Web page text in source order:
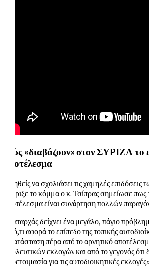
Πώς «διαβάζουν» στον ΣΥΡΙΖΑ το
αποτέλεσμα
Κληθείς να σχολιάσει τις χαμηλές
στήριξε το κόμμα ο κ. Τσίπρας σημείωσε
αποτέλεσμα είναι συνάρτηση πολλών
«Καταρχάς δείχνει ένα μεγάλο, πάγιο
σε ό,τι αφορά το επίπεδο της τοπικής
η κατάσταση πέρα από το αρνητικό
βουλευτικών εκλογών και από το γεγονός
προετοιμασία για τις αυτοδιοικητικές